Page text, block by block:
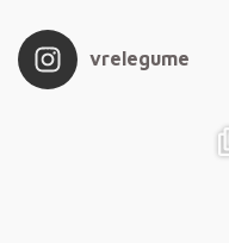
vrelegume